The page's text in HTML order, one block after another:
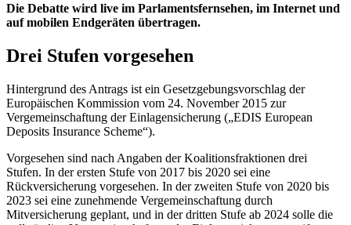
Die Debatte wird live im Parlamentsfernsehen, im Internet und
auf mobilen Endgeräten übertragen.
Drei Stufen vorgesehen
Hintergrund des Antrags ist ein Gesetzgebungsvorschlag der
Europäischen Kommission vom 24. November 2015 zur
Vergemeinschaftung der Einlagensicherung („EDIS European
Deposits Insurance Scheme“).
Vorgesehen sind nach Angaben der Koalitionsfraktionen drei
Stufen. In der ersten Stufe von 2017 bis 2020 sei eine
Rückversicherung vorgesehen. In der zweiten Stufe von 2020 bis
2023 sei eine zunehmende Vergemeinschaftung durch
Mitversicherung geplant, und in der dritten Stufe ab 2024 solle die